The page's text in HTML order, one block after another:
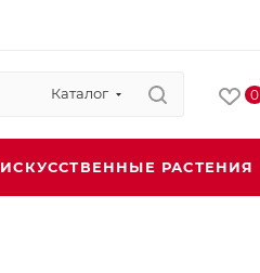
Каталог 0
ИСКУССТВЕННЫЕ РАСТЕНИЯ